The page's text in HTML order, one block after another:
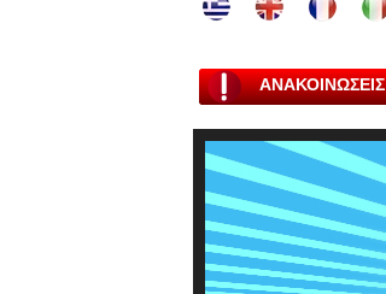
ΑΝΑΚΟΙΝΩΣΕΙΣ